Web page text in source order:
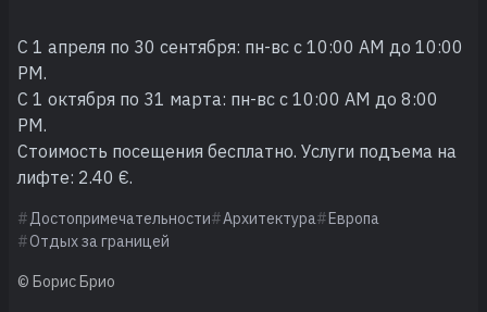
С 1 апреля по 30 сентября: пн-вс с 10:00 AM до 10:00
PM.
С 1 октября по 31 марта: пн-вс с 10:00 AM до 8:00
PM.
Стоимость посещения бесплатно. Услуги подъема на
лифте: 2.40 €.
Достопримечательности Архитектура
Европа
Отдых за границей
© Борис Брио